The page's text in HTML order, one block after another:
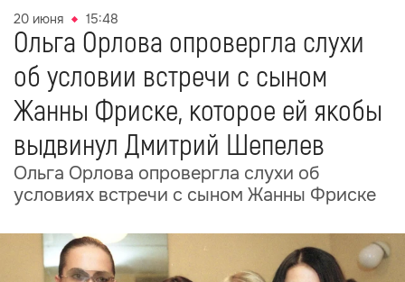
20 июня 15:48
Ольга Орлова опровергла слухи
об условии встречи с сыном
Жанны Фриске, которое ей якобы
выдвинул Дмитрий Шепелев
Ольга Орлова опровергла слухи об
условиях встречи с сыном Жанны Фриске